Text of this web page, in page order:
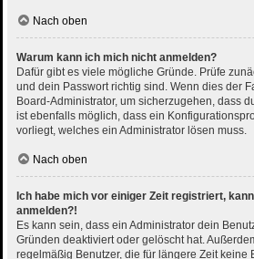
Nach oben
Warum kann ich mich nicht anmelden?
Dafür gibt es viele mögliche Gründe. Prüfe
und dein Passwort richtig sind. Wenn dies der
Board-Administrator, um sicherzugehen, dass
ist ebenfalls möglich, dass ein
vorliegt, welches ein Administrator lösen muss.
Nach oben
Ich habe mich vor einiger Zeit registriert,
anmelden?!
Es kann sein, dass ein Administrator dein
Gründen deaktiviert oder gelöscht hat.
regelmäßig Benutzer, die für längere Zeit keine